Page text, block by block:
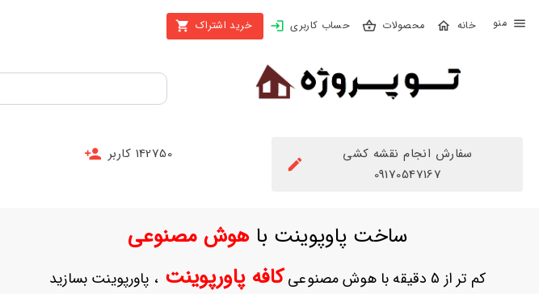
محصولات حساب کاربری خرید اشتراک
بستن
محصولات
سفارش انجام نقشه کشی
09170547167
142750 کاربر
ساخت پاوپوینت باهوش مصنوعی
کم تر از 5 دقیقه با هوش مصنوعی کافه پاورپوینت، پاورپوینت بسازید